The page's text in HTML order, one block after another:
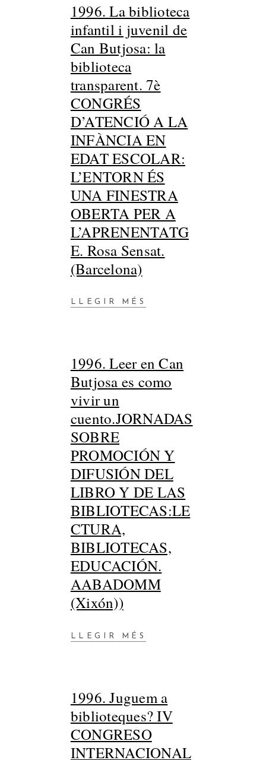
1996. La biblioteca
infantil i juvenil de
Can Butjosa: la
biblioteca
transparent. 7è
CONGRÉS
D’ATENCIÓ A LA
INFÀNCIA EN
EDAT ESCOLAR:
L’ENTORN ÉS
UNA FINESTRA
OBERTA PER A
L’APRENENTATG
E. Rosa Sensat.
(Barcelona)
LLEGIR MÉS
1996. Leer en Can
Butjosa es como
vivir un
cuento.JORNADAS
SOBRE
PROMOCIÓN Y
DIFUSIÓN DEL
LIBRO Y DE LAS
BIBLIOTECAS:LE
CTURA,
BIBLIOTECAS,
EDUCACIÓN.
AABADOMM
(Xixón))
LLEGIR MÉS
1996. Juguem a
biblioteques? IV
CONGRESO
INTERNACIONAL